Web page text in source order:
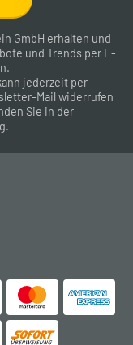
GmbH erhalten und
und Trends per E-
jederzeit per
Mail widerrufen
Sie in der
.